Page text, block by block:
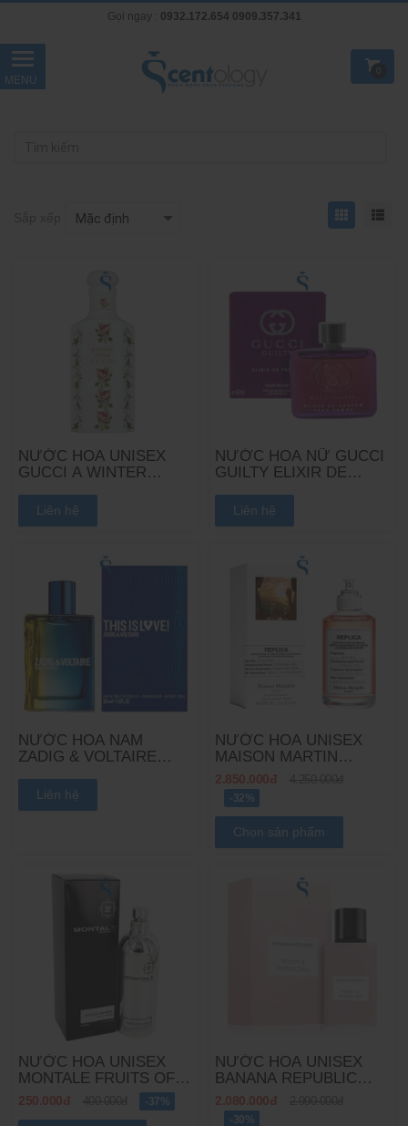
NƯỚC HOA UNISEX
GUCCI A WINTER
WATER EDP
Liên hệ
NƯỚC HOA NỮ GUCCI
GUILTY ELIXIR DE
EDPLiên hệ
NƯỚC HOA NAM
ZADIG & VOLTAIRE
EDTLiên hệ
NƯỚC HOA UNISEX
MAISON MARTIN
MARGIELA REPLICA ON
A DATE EDT
2.850.000đ
-32%
Chọn sản phẩm
NƯỚC HOA UNISEX
MONTALE FRUITS OF
THE MUSK EDP
250.000đ -37%
NƯỚC HOA UNISEX
BANANA REPUBLIC
PEONY &
PEPPERCORN EDP
2.080.000đ
-30%
Gọi ngay : 0932.172.654 0909.357.341